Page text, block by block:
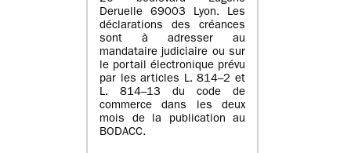
Deruelle 69003 Lyon. Les
déclarations des créances
sont à adresser au
mandataire judiciaire ou sur
le portail électronique prévu
par les articles L. 814–2 et
L. 814–13 du code de
commerce dans les deux
mois de la publication au
BODACC.